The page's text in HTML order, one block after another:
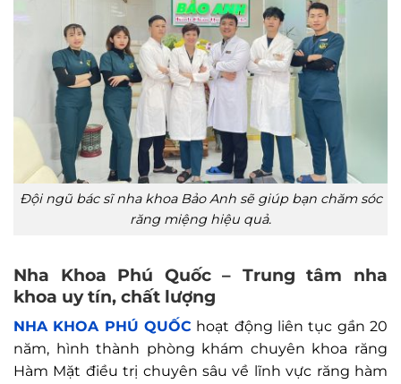
Đội ngũ bác sĩ nha khoa Bảo Anh sẽ giúp bạn chăm sóc
răng miệng hiệu quả.
Nha Khoa Phú Quốc – Trung tâm nha
khoa uy tín, chất lượng
NHA KHOA PHÚ QUỐC hoạt động liên tục gần 20
năm, hình thành phòng khám chuyên khoa răng
Hàm Mặt điều trị chuyên sâu về lĩnh vực răng hàm